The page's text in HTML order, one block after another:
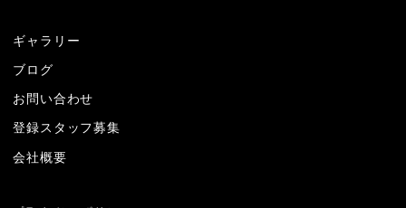
ギャラリー
ブログ
お問い合わせ
登録スタッフ募集
会社概要